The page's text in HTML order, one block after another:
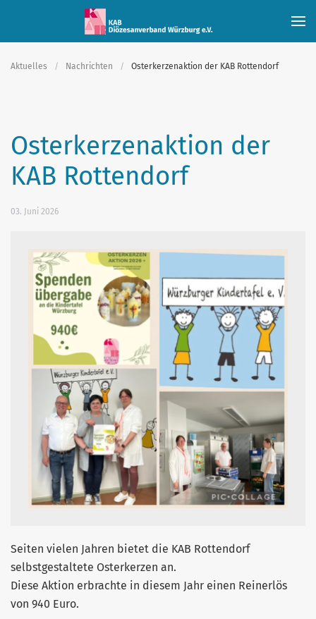
Skip to main content
Aktuelles Nachrichten Osterkerzenaktion der KAB Rottendorf
Osterkerzenaktion der
KAB Rottendorf
03. Juni 2026
Seiten vielen Jahren bietet die KAB Rottendorf
selbstgestaltete Osterkerzen an.
Diese Aktion erbrachte in diesem Jahr einen Reinerlös
von 940 Euro.